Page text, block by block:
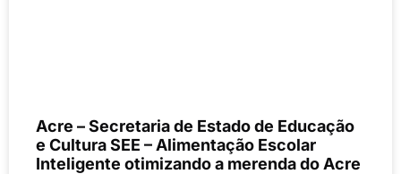
Acre – Secretaria de Estado de Educação
e Cultura SEE – Alimentação Escolar
Inteligente otimizando a merenda do Acre